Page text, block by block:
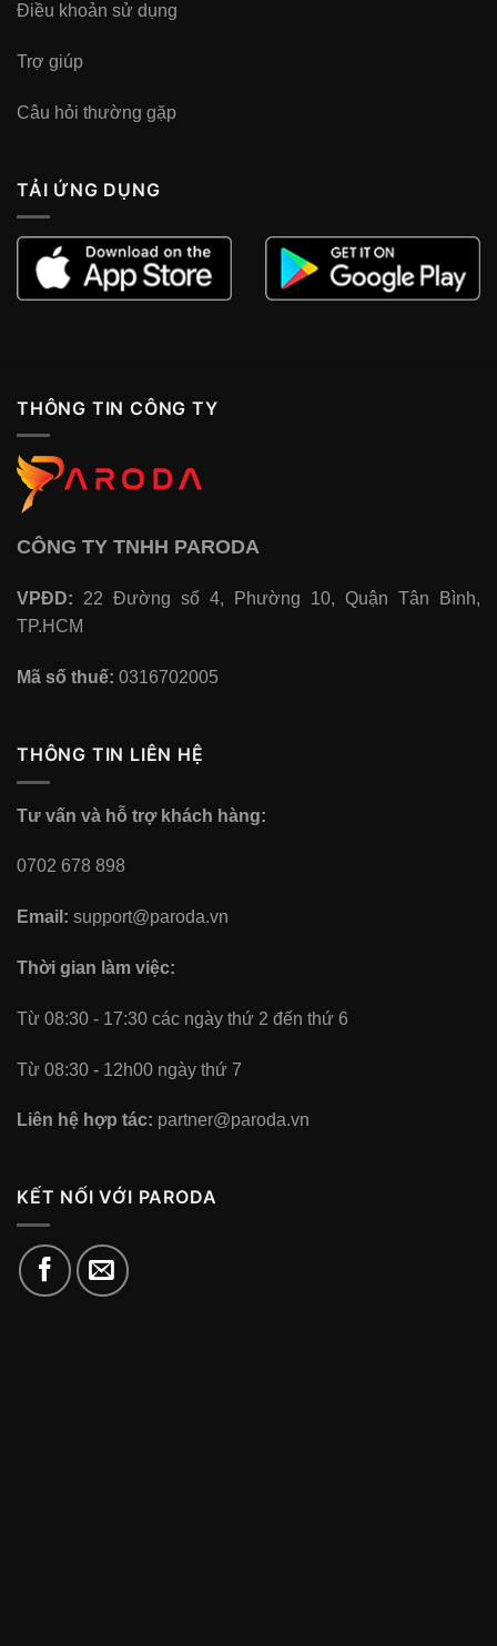
Điều khoản sử dụng
Trợ giúp
Câu hỏi thường gặp
TẢI ỨNG DỤNG
THÔNG TIN CÔNG TY
CÔNG TY TNHH PARODA
VPĐD: 22 Đường số 4, Phường 10, Quận Tân Bình,
TP.HCM
Mã số thuế: 0316702005
THÔNG TIN LIÊN HỆ
Tư vấn và hỗ trợ khách hàng:
0702 678 898
Email: support@paroda.vn
Thời gian làm việc:
Từ 08:30 - 17:30 các ngày thứ 2 đến thứ 6
Từ 08:30 - 12h00 ngày thứ 7
Liên hệ hợp tác: partner@paroda.vn
KẾT NỐI VỚI PARODA